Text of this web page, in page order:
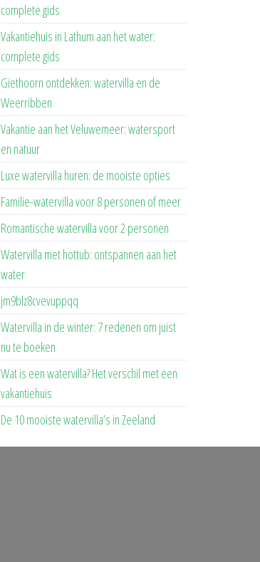
complete gids
Vakantiehuis in Lathum aan het water:
complete gids
Giethoorn ontdekken: watervilla en de
Weerribben
Vakantie aan het Veluwemeer: watersport
en natuur
Luxe watervilla huren: de mooiste opties
Familie-watervilla voor 8 personen of meer
Romantische watervilla voor 2 personen
Watervilla met hottub: ontspannen aan het
water
jm9blz8cvevuppqq
Watervilla in de winter: 7 redenen om juist
nu te boeken
Wat is een watervilla? Het verschil met een
vakantiehuis
De 10 mooiste watervilla’s in Zeeland